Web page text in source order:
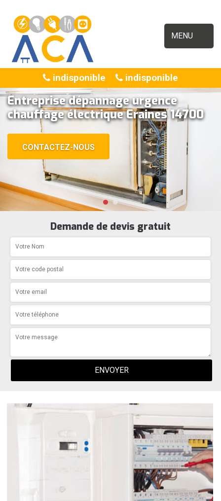
MENU
indisponible indisponible
Entreprise dépannage urgence
chauffage électrique Eraines 14700
CONTACTEZ-NOUS
Demande de devis gratuit